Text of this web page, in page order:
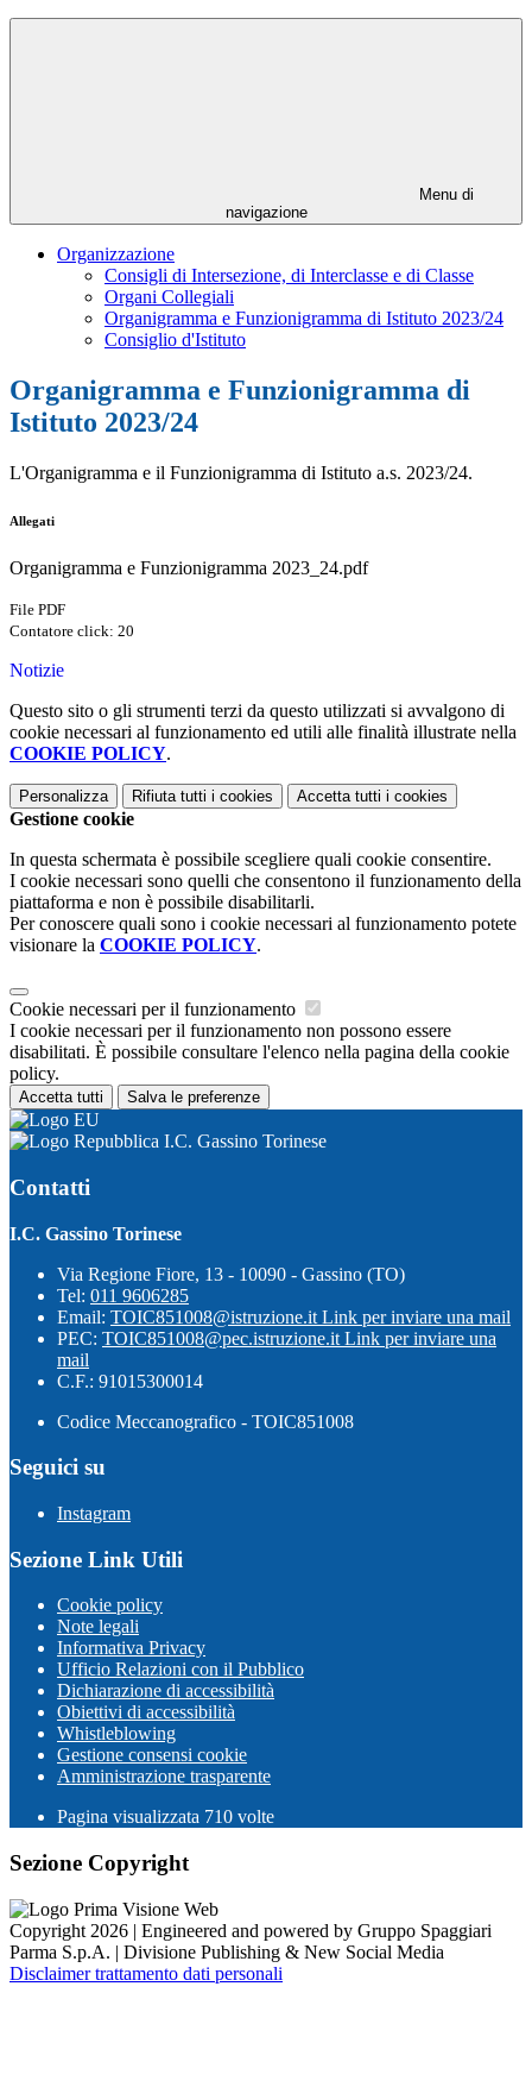
Menu di
navigazione
Organizzazione
Consigli di Intersezione, di Interclasse e di Classe
Organi Collegiali
Organigramma e Funzionigramma di Istituto 2023/24
Consiglio d'Istituto
Organigramma e Funzionigramma di
Istituto 2023/24
L'Organigramma e il Funzionigramma di Istituto a.s. 2023/24.
Allegati
Organigramma e Funzionigramma 2023_24.pdf
File PDF
Contatore click: 20
Notizie
Questo sito o gli strumenti terzi da questo utilizzati si avvalgono di
cookie necessari al funzionamento ed utili alle finalità illustrate nella
COOKIE POLICY.
Personalizza Rifiuta tutti i cookies Accetta tutti i cookies
Gestione cookie
In questa schermata è possibile scegliere quali cookie consentire.
I cookie necessari sono quelli che consentono il funzionamento della
piattaforma e non è possibile disabilitarli.
Per conoscere quali sono i cookie necessari al funzionamento potete
visionare la COOKIE POLICY.
Cookie necessari per il funzionamento
I cookie necessari per il funzionamento non possono essere
disabilitati. È possibile consultare l'elenco nella pagina della cookie
policy.
Accetta tutti Salva le preferenze
I.C. Gassino Torinese
Contatti
I.C. Gassino Torinese
Via Regione Fiore, 13 - 10090 - Gassino (TO)
Tel: 011 9606285
Email: TOIC851008@istruzione.it Link per inviare una mail
PEC: TOIC851008@pec.istruzione.it Link per inviare una
mail
C.F.: 91015300014
Codice Meccanografico - TOIC851008
Seguici su
Instagram
Sezione Link Utili
Cookie policy
Note legali
Informativa Privacy
Ufficio Relazioni con il Pubblico
Dichiarazione di accessibilità
Obiettivi di accessibilità
Whistleblowing
Gestione consensi cookie
Amministrazione trasparente
Pagina visualizzata 710 volte
Sezione Copyright
Copyright 2026 | Engineered and powered by Gruppo Spaggiari
Parma S.p.A. | Divisione Publishing & New Social Media
Disclaimer trattamento dati personali